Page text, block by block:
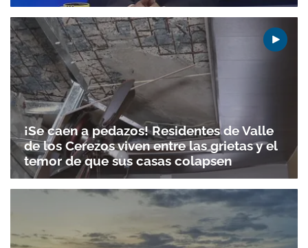
¡Se caen a pedazos! Residentes de Valle
de los Cerezos viven entre las grietas y el
temor de que sus casas colapsen